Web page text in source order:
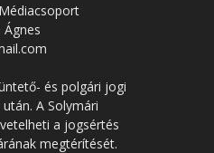
és polgári jogi
A Solymári
a jogsértés
megtérítését.